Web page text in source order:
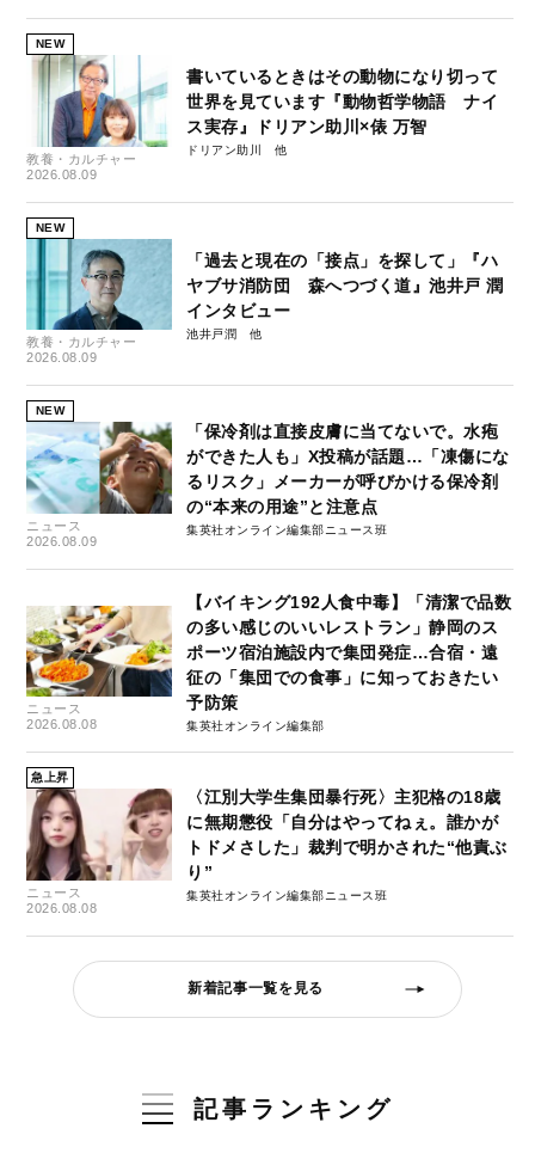
NEW
教養・カルチャー
2026.08.09
書いているときはその動物になり切って
世界を見ています『動物哲学物語 ナイ
ス実存』ドリアン助川×俵 万智
ドリアン助川
NEW
教養・カルチャー
2026.08.09
「過去と現在の「接点」を探して」『ハ
ヤブサ消防団 森へつづく道』池井戸 潤
インタビュー
池井戸潤
NEW
ニュース
2026.08.09
「保冷剤は直接皮膚に当てないで。水疱
ができた人も」X投稿が話題…「凍傷にな
るリスク」メーカーが呼びかける保冷剤
の“本来の用途”と注意点
集英社オンライン編集部ニュース班
ニュース
2026.08.08
【バイキング192人食中毒】「清潔で品数
の多い感じのいいレストラン」静岡のス
ポーツ宿泊施設内で集団発症…合宿・遠
征の「集団での食事」に知っておきたい
予防策
集英社オンライン編集部
急上昇
ニュース
2026.08.08
〈江別大学生集団暴行死〉主犯格の18歳
に無期懲役「自分はやってねぇ。誰かが
トドメさした」裁判で明かされた“他責ぶ
り”
集英社オンライン編集部ニュース班
新着記事一覧を見る
記事ランキング